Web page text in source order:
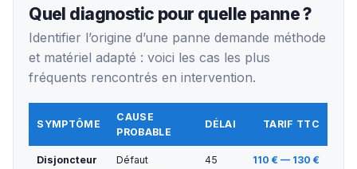
Quel diagnostic pour quelle panne ?
Identifier l’origine d’une panne demande méthode
et matériel adapté : voici les cas les plus
fréquents rencontrés en intervention.
SYMPTÔME
CAUSE
PROBABLE
DÉLAI TARIF TTC
Disjoncteur
Défaut
45
110 € — 130 €